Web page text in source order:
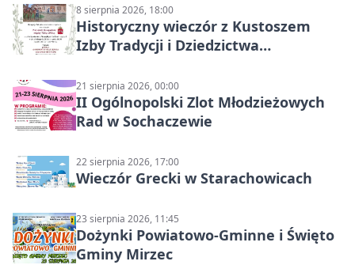
8 sierpnia 2026, 18:00
Historyczny wieczór z Kustoszem
Izby Tradycji i Dziedzictwa
Gęburą
21 sierpnia 2026, 00:00
II Ogólnopolski Zlot Młodzieżowych
Rad w Sochaczewie
22 sierpnia 2026, 17:00
Wieczór Grecki w Starachowicach
23 sierpnia 2026, 11:45
Dożynki Powiatowo-Gminne i Święto
Gminy Mirzec